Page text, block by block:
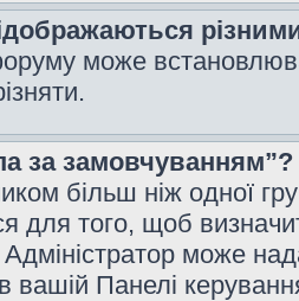
може
за замовчуванням”?
більш ніж одної
для того, щоб
може
вашій Панелі